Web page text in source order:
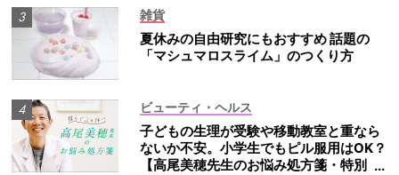
雑貨
夏休みの自由研究にもおすすめ 話題の
「マシュマロスライム」のつくり方
ビューティ・ヘルス
子どもの生理が受験や移動教室と重なら
ないか不安。小学生でもピル服用はOK？
【高尾美穂先生のお悩み処方箋・特別